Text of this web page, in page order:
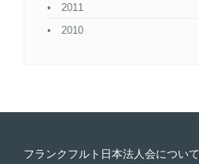
2011
2010
フランクフルト日本法人会について